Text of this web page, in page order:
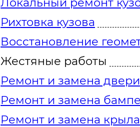
Рихтовка кузова
Восстановление
Жестяные работы
Ремонт и замена двери
Ремонт и замена
Ремонт и замена крыла